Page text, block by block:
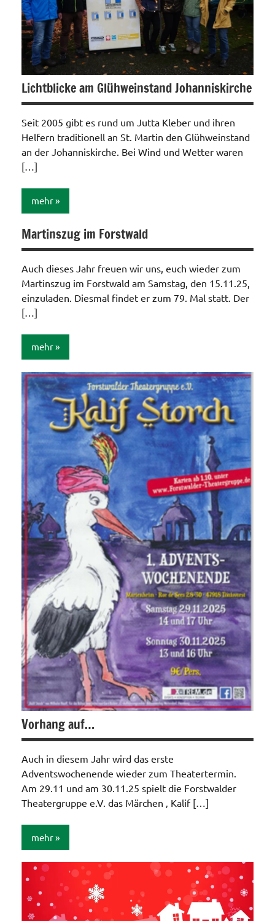
Lichtblicke am Glühweinstand Johanniskirche
Seit 2005 gibt es rund um Jutta Kleber und ihren
Helfern traditionell an St. Martin den Glühweinstand
an der Johanniskirche. Bei Wind und Wetter waren
[…]
mehr
Allgemein
Martinszug im Forstwald
Auch dieses Jahr freuen wir uns, euch wieder zum
Martinszug im Forstwald am Samstag, den 15.11.25,
einzuladen. Diesmal findet er zum 79. Mal statt. Der
[…]
mehr
Allgemein
Vorhang auf…
Auch in diesem Jahr wird das erste
Adventswochenende wieder zum Theatertermin.
Am 29.11 und am 30.11.25 spielt die Forstwalder
Theatergruppe e.V. das Märchen ‚ Kalif […]
mehr
Allgemein